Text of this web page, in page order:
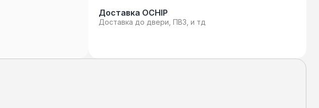
Доставка OCHIP
Доставка до двери, ПВЗ, и тд